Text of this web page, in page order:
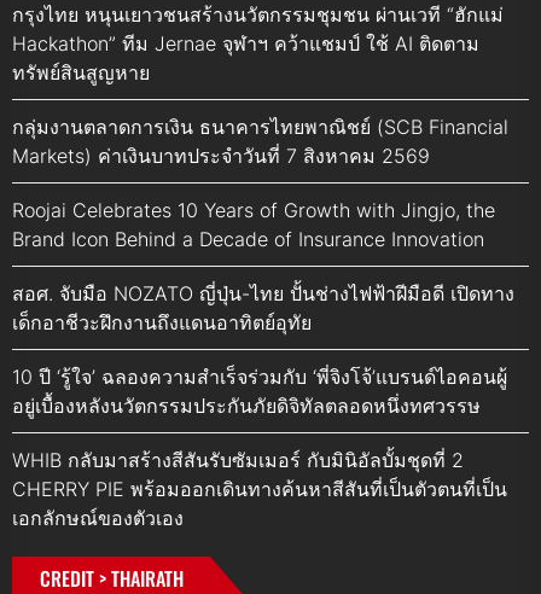
กรุงไทย หนุนเยาวชนสร้างนวัตกรรมชุมชน ผ่านเวที “ฮักแม่
Hackathon” ทีม Jernae จุฬาฯ คว้าแชมป์ ใช้ AI ติดตาม
ทรัพย์สินสูญหาย
กลุ่มงานตลาดการเงิน ธนาคารไทยพาณิชย์ (SCB Financial
Markets) ค่าเงินบาทประจำวันที่ 7 สิงหาคม 2569
Roojai Celebrates 10 Years of Growth with Jingjo, the
Brand Icon Behind a Decade of Insurance Innovation
สอศ. จับมือ NOZATO ญี่ปุ่น-ไทย ปั้นช่างไฟฟ้าฝีมือดี เปิดทาง
เด็กอาชีวะฝึกงานถึงแดนอาทิตย์อุทัย
10 ปี ‘รู้ใจ’ ฉลองความสำเร็จร่วมกับ ‘พี่จิงโจ้’แบรนด์ไอคอนผู้
อยู่เบื้องหลังนวัตกรรมประกันภัยดิจิทัลตลอดหนึ่งทศวรรษ
WHIB กลับมาสร้างสีสันรับซัมเมอร์ กับมินิอัลบั้มชุดที่ 2
CHERRY PIE พร้อมออกเดินทางค้นหาสีสันที่เป็นตัวตนที่เป็น
เอกลักษณ์ของตัวเอง
CREDIT > THAIRATH